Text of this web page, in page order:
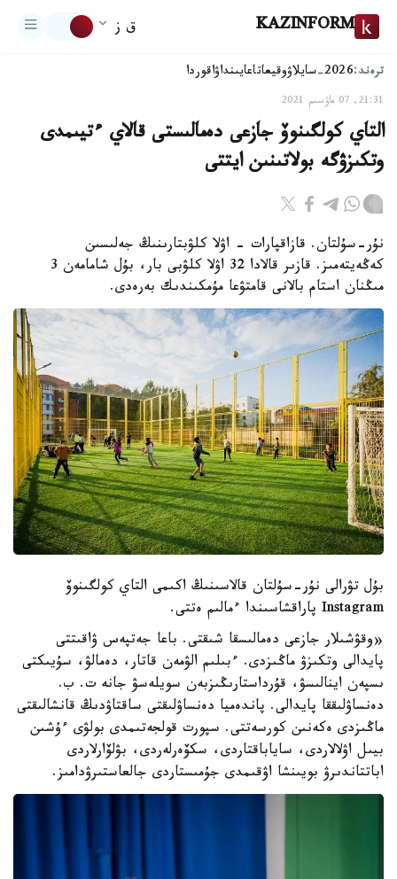
KAZINFORM ق ز
ترەند:2026-سايلاۋ وقيعاتاعايىنداۋاقوردا
21:31, 07 ماۋسىم 2021
التاي كولگىنوۆ جازعى دەمالىستى قالاي ءتيىمدى
وتكىزۋگە بولاتىنىن ايتتى
نۇر-سۇلتان. قازاقپارات - اۋلا كلۋبتارىنىڭ جەلىسىن
كەڭەيتەمىز. قازىر قالادا 32 اۋلا كلۋبى بار، بۇل شامامەن 3
مىڭنان استام بالانى قامتۋعا مۇمكىندىك بەرەدى.
بۇل تۋرالى نۇر-سۇلتان قالاسىنىڭ اكىمى التاي كولگىنوۆ
Instagram پاراقشاسىندا ءمالىم ەتتى.
«وقۋشىلار جازعى دەمالىسقا شىقتى. باعا جەتپەس ۋاقىتتى
پايدالى وتكىزۋ ماڭىزدى. ءبىلىم الۋمەن قاتار، دەمالۋ، سۇيىكتى
ىسپەن اينالىسۋ، قۇرداستارىڭىزبەن سويلەسۋ جانە ت. ب.
دەنساۋلىققا پايدالى. پاندەميا دەنساۋلىقتى ساقتاۋدىڭ قانشالىقتى
ماڭىزدى ەكەنىن كورسەتتى. سپورت قولجەتىمدى بولۋى ءۇشىن
بيىل اۋلالاردى، ساياباقتاردى، سكۆەرلەردى، بۋلۆارلاردى
اباتتاندىرۋ بويىنشا اۋقىمدى جۇمىستاردى جالعاستىرۋدامىز.